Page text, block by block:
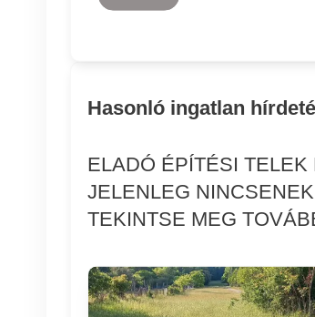
Hasonló ingatlan
ELADÓ ÉPÍTÉSI
JELENLEG
TEKINTSE MEG